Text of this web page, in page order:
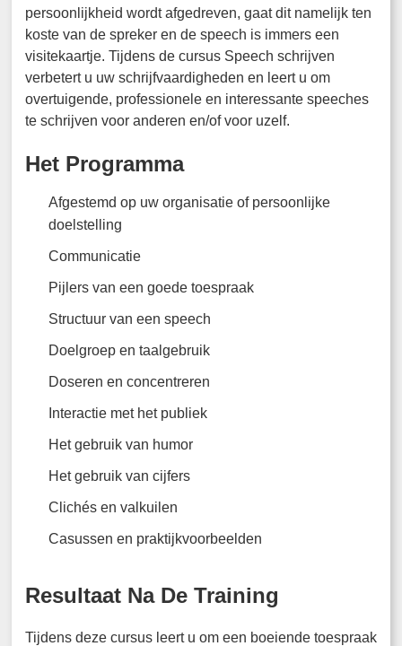
persoonlijkheid wordt afgedreven, gaat dit namelijk ten
koste van de spreker en de speech is immers een
visitekaartje. Tijdens de cursus Speech schrijven
verbetert u uw schrijfvaardigheden en leert u om
overtuigende, professionele en interessante speeches
te schrijven voor anderen en/of voor uzelf.
Het Programma
Afgestemd op uw organisatie of persoonlijke
doelstelling
Communicatie
Pijlers van een goede toespraak
Structuur van een speech
Doelgroep en taalgebruik
Doseren en concentreren
Interactie met het publiek
Het gebruik van humor
Het gebruik van cijfers
Clichés en valkuilen
Casussen en praktijkvoorbeelden
Resultaat Na De Training
Tijdens deze cursus leert u om een boeiende toespraak